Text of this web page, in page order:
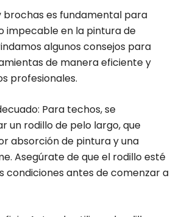
brochas es fundamental para
impecable en la pintura de
algunos consejos para
de manera eficiente y
profesionales.
Para techos, se
un rodillo de pelo largo, que
absorción de pintura y una
Asegúrate de que el rodillo esté
condiciones antes de comenzar a